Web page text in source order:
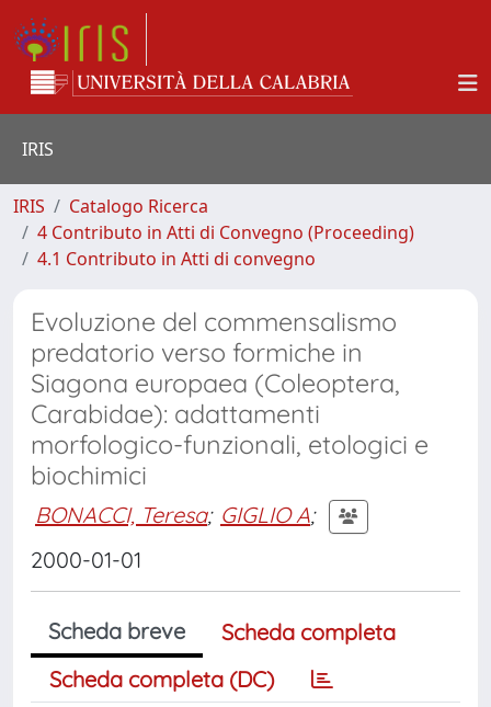
IRIS
IRIS
Catalogo Ricerca
4 Contributo in Atti di Convegno (Proceeding)
4.1 Contributo in Atti di convegno
Evoluzione del commensalismo
predatorio verso formiche in
Siagona europaea (Coleoptera,
Carabidae): adattamenti
morfologico-funzionali, etologici e
biochimici
BONACCI, Teresa; GIGLIO A;
2000-01-01
Scheda breve
Scheda completa
Scheda completa (DC)